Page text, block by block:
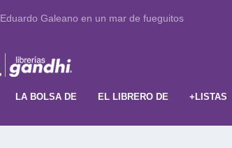
Eduardo Galeano en un mar de fueguitos
LA BOLSA DE EL LIBRERO DE +LISTAS